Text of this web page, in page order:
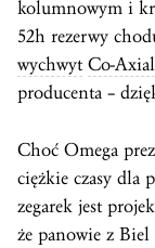
kolumnowym i
52h rezerwy
wychwyt Co-Axial
producenta –
Choć Omega
ciężkie czasy dla
zegarek jest
że panowie z